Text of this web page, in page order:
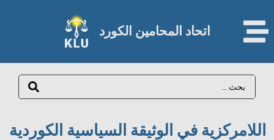
اتحاد المحامين الكورد​
اللامركزية في الوثيقة السياسية الكوردية